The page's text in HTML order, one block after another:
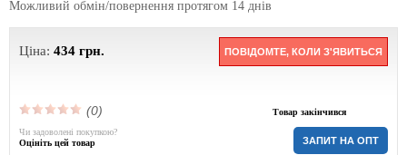
Можливий обмін/повернення протягом 14 днів
Ціна: 434 грн. ПОВІДОМТЕ, КОЛИ З'ЯВИТЬСЯ
(0) Товар закінчився
ЗАПИТ НА ОПТ
Чи задоволені покупкою?
Оцініть цей товар